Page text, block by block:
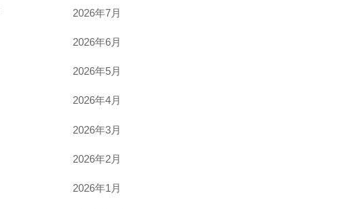
2026年7月
2026年6月
2026年5月
2026年4月
2026年3月
2026年2月
2026年1月